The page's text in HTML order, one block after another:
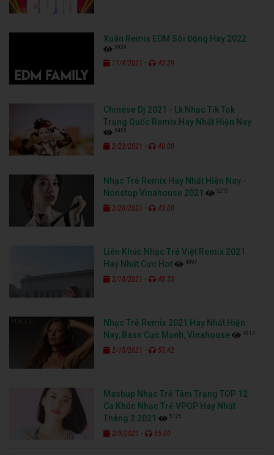
Xuân Remix EDM Sôi Động Hay 2022
3939
11/4/2021 - 45:29
Chinese Dj 2021 - Lk Nhạc Tik Tok
Trung Quốc Remix Hay Nhất Hiện Nay
6455
2/23/2021 - 40:00
Nhạc Trẻ Remix Hay Nhất Hiện Nay -
Nonstop Vinahouse 2021
5215
2/20/2021 - 43:00
Liên Khúc Nhạc Trẻ Việt Remix 2021
Hay Nhất Cực Hot
4997
2/18/2021 - 48:35
Nhạc Trẻ Remix 2021 Hay Nhất Hiện
Nay, Bass Cực Mạnh, Vinahouse
4814
2/15/2021 - 53:42
Mashup Nhạc Trẻ Tâm Trạng TOP 12
Ca Khúc Nhạc Trẻ VPOP Hay Nhất
Tháng 2 2021
5125
2/9/2021 - 55:00